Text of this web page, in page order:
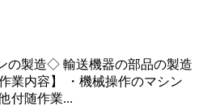
の製造◇ 輸送機器の部品の製造
業内容】 ・機械操作のマシン
付随作業...